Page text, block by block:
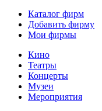
Каталог фирм
Добавить фирму
Мои фирмы
Кино
Театры
Концерты
Музеи
Мероприятия